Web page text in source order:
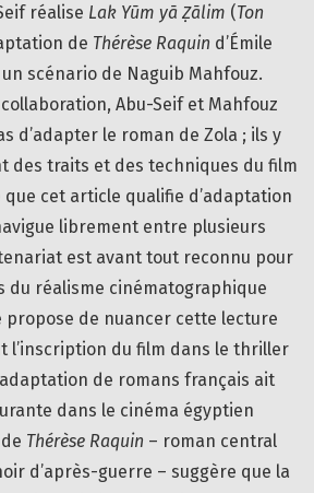
réalise Lak Yūm yā Ẓālim (Ton
de Thérèse Raquin d’Émile
un scénario de Naguib Mahfouz.
Abu-Seif et Mahfouz
d’adapter le roman de Zola ; ils y
des traits et des techniques du film
cet article qualifie d’adaptation
librement entre plusieurs
est avant tout reconnu pour
du réalisme cinématographique
de nuancer cette lecture
l’inscription du film dans le thriller
de romans français ait
dans le cinéma égyptien
Thérèse Raquin – roman central
d’après-guerre – suggère que la